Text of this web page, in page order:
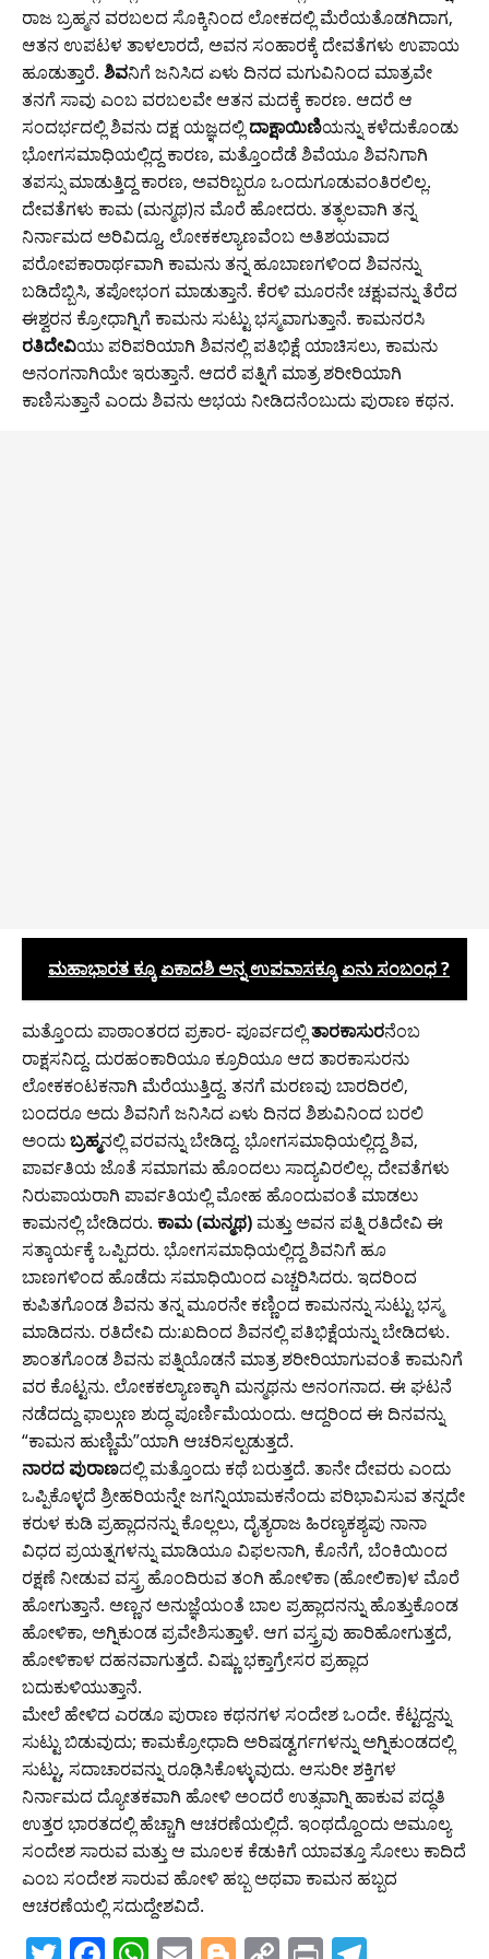
b
o
o
k
A
p
p
er Li
n
k
a
m
ರಾಜ ಬ್ರಹ್ಮನ ವರಬಲದ ಸೊಕ್ಕಿನಿಂದ ಲೋಕದಲ್ಲಿ ಮೆರೆಯತೊಡಗಿದಾಗ,
ಆತನ ಉಪಟಳ ತಾಳಲಾರದೆ, ಅವನ ಸಂಹಾರಕ್ಕೆ ದೇವತೆಗಳು ಉಪಾಯ
ಹೂಡುತ್ತಾರೆ. ಶಿವನಿಗೆ ಜನಿಸಿದ ಏಳು ದಿನದ ಮಗುವಿನಿಂದ ಮಾತ್ರವೇ
ತನಗೆ ಸಾವು ಎಂಬ ವರಬಲವೇ ಆತನ ಮದಕ್ಕೆ ಕಾರಣ. ಆದರೆ ಆ
ಸಂದರ್ಭದಲ್ಲಿ ಶಿವನು ದಕ್ಷ ಯಜ್ಞದಲ್ಲಿದಾಕ್ಷಾಯಿಣಿಯನ್ನು ಕಳೆದುಕೊಂಡು
ಭೋಗಸಮಾಧಿಯಲ್ಲಿದ್ದ ಕಾರಣ, ಮತ್ತೊಂದೆಡೆ ಶಿವೆಯೂ ಶಿವನಿಗಾಗಿ
ತಪಸ್ಸು ಮಾಡುತ್ತಿದ್ದ ಕಾರಣ, ಅವರಿಬ್ಬರೂ ಒಂದುಗೂಡುವಂತಿರಲಿಲ್ಲ.
ದೇವತೆಗಳು ಕಾಮ (ಮನ್ಮಥ)ನ ಮೊರೆ ಹೋದರು. ತತ್ಫಲವಾಗಿ ತನ್ನ
ನಿರ್ನಾಮದ ಅರಿವಿದ್ದೂ, ಲೋಕಕಲ್ಯಾಣವೆಂಬ ಅತಿಶಯವಾದ
ಪರೋಪಕಾರಾರ್ಥವಾಗಿ ಕಾಮನು ತನ್ನ ಹೂಬಾಣಗಳಿಂದ ಶಿವನನ್ನು
ಬಡಿದೆಬ್ಬಿಸಿ, ತಪೋಭಂಗ ಮಾಡುತ್ತಾನೆ. ಕೆರಳಿ ಮೂರನೇ ಚಕ್ಷುವನ್ನು ತೆರೆದ
ಈಶ್ವರನ ಕ್ರೋಧಾಗ್ನಿಗೆ ಕಾಮನು ಸುಟ್ಟು ಭಸ್ಮವಾಗುತ್ತಾನೆ. ಕಾಮನರಸಿ
ರತಿದೇವಿಯು ಪರಿಪರಿಯಾಗಿ ಶಿವನಲ್ಲಿ ಪತಿಭಿಕ್ಷೆ ಯಾಚಿಸಲು, ಕಾಮನು
ಅನಂಗನಾಗಿಯೇ ಇರುತ್ತಾನೆ. ಆದರೆ ಪತ್ನಿಗೆ ಮಾತ್ರ ಶರೀರಿಯಾಗಿ
ಕಾಣಿಸುತ್ತಾನೆ ಎಂದು ಶಿವನು ಅಭಯ ನೀಡಿದನೆಂಬುದು ಪುರಾಣ ಕಥನ.
ಮಹಾಭಾರತ ಕ್ಕೂ ಏಕಾದಶಿ ಅನ್ನ ಉಪವಾಸಕ್ಕೂ ಏನು ಸಂಬಂಧ ?
ಮತ್ತೊಂದು ಪಾಠಾಂತರದ ಪ್ರಕಾರ- ಪೂರ್ವದಲ್ಲಿತಾರಕಾಸುರನೆಂಬ
ರಾಕ್ಷಸನಿದ್ದ. ದುರಹಂಕಾರಿಯೂ ಕ್ರೂರಿಯೂ ಆದ ತಾರಕಾಸುರನು
ಲೋಕಕಂಟಕನಾಗಿ ಮೆರೆಯುತ್ತಿದ್ದ. ತನಗೆ ಮರಣವು ಬಾರದಿರಲಿ,
ಬಂದರೂ ಅದು ಶಿವನಿಗೆ ಜನಿಸಿದ ಏಳು ದಿನದ ಶಿಶುವಿನಿಂದ ಬರಲಿ
ಅಂದುಬ್ರಹ್ಮನಲ್ಲಿ ವರವನ್ನು ಬೇಡಿದ್ದ. ಭೋಗಸಮಾಧಿಯಲ್ಲಿದ್ದ ಶಿವ,
ಪಾರ್ವತಿಯ ಜೊತೆ ಸಮಾಗಮ ಹೊಂದಲು ಸಾದ್ಯವಿರಲಿಲ್ಲ. ದೇವತೆಗಳು
ನಿರುಪಾಯರಾಗಿ ಪಾರ್ವತಿಯಲ್ಲಿ ಮೋಹ ಹೊಂದುವಂತೆ ಮಾಡಲು
ಕಾಮನಲ್ಲಿ ಬೇಡಿದರು. ಕಾಮ (ಮನ್ಮಥ)ಮತ್ತು ಅವನ ಪತ್ನಿ ರತಿದೇವಿ ಈ
ಸತ್ಕಾರ್ಯಕ್ಕೆ ಒಪ್ಪಿದರು. ಭೋಗಸಮಾಧಿಯಲ್ಲಿದ್ದ ಶಿವನಿಗೆ ಹೂ
ಬಾಣಗಳಿಂದ ಹೊಡೆದು ಸಮಾಧಿಯಿಂದ ಎಚ್ಚರಿಸಿದರು. ಇದರಿಂದ
ಕುಪಿತಗೊಂಡ ಶಿವನು ತನ್ನ ಮೂರನೇ ಕಣ್ಣಿಂದ ಕಾಮನನ್ನು ಸುಟ್ಟು ಭಸ್ಮ
ಮಾಡಿದನು. ರತಿದೇವಿ ದು:ಖದಿಂದ ಶಿವನಲ್ಲಿ ಪತಿಭಿಕ್ಷೆಯನ್ನು ಬೇಡಿದಳು.
ಶಾಂತಗೊಂಡ ಶಿವನು ಪತ್ನಿಯೊಡನೆ ಮಾತ್ರ ಶರೀರಿಯಾಗುವಂತೆ ಕಾಮನಿಗೆ
ವರ ಕೊಟ್ಟನು. ಲೋಕಕಲ್ಯಾಣಕ್ಕಾಗಿ ಮನ್ಮಥನು ಅನಂಗನಾದ. ಈ ಘಟನೆ
ನಡೆದದ್ದು ಫಾಲ್ಗುಣ ಶುದ್ಧ ಪೂರ್ಣಿಮೆಯಂದು. ಆದ್ದರಿಂದ ಈ ದಿನವನ್ನು
“ಕಾಮನ ಹುಣ್ಣಿಮೆ”ಯಾಗಿ ಆಚರಿಸಲ್ಪಡುತ್ತದೆ.
ನಾರದ ಪುರಾಣದಲ್ಲಿ ಮತ್ತೊಂದು ಕಥೆ ಬರುತ್ತದೆ. ತಾನೇ ದೇವರು ಎಂದು
ಒಪ್ಪಿಕೊಳ್ಳದೆ ಶ್ರೀಹರಿಯನ್ನೇ ಜಗನ್ನಿಯಾಮಕನೆಂದು ಪರಿಭಾವಿಸುವ ತನ್ನದೇ
ಕರುಳ ಕುಡಿ ಪ್ರಹ್ಲಾದನನ್ನು ಕೊಲ್ಲಲು, ದೈತ್ಯರಾಜ ಹಿರಣ್ಯಕಶ್ಯಪು ನಾನಾ
ವಿಧದ ಪ್ರಯತ್ನಗಳನ್ನು ಮಾಡಿಯೂ ವಿಫಲನಾಗಿ, ಕೊನೆಗೆ, ಬೆಂಕಿಯಿಂದ
ರಕ್ಷಣೆ ನೀಡುವ ವಸ್ತ್ರ ಹೊಂದಿರುವ ತಂಗಿ ಹೋಳಿಕಾ (ಹೋಲಿಕಾ)ಳ ಮೊರೆ
ಹೋಗುತ್ತಾನೆ. ಅಣ್ಣನ ಅನುಜ್ಞೆಯಂತೆ ಬಾಲ ಪ್ರಹ್ಲಾದನನ್ನು ಹೊತ್ತುಕೊಂಡ
ಹೋಳಿಕಾ, ಅಗ್ನಿಕುಂಡ ಪ್ರವೇಶಿಸುತ್ತಾಳೆ. ಆಗ ವಸ್ತ್ರವು ಹಾರಿಹೋಗುತ್ತದೆ,
ಹೋಳಿಕಾಳ ದಹನವಾಗುತ್ತದೆ. ವಿಷ್ಣು ಭಕ್ತಾಗ್ರೇಸರ ಪ್ರಹ್ಲಾದ
ಬದುಕುಳಿಯುತ್ತಾನೆ.
ಮೇಲೆ ಹೇಳಿದ ಎರಡೂ ಪುರಾಣ ಕಥನಗಳ ಸಂದೇಶ ಒಂದೇ. ಕೆಟ್ಟದ್ದನ್ನು
ಸುಟ್ಟು ಬಿಡುವುದು; ಕಾಮಕ್ರೋಧಾದಿ ಅರಿಷಡ್ವರ್ಗಗಳನ್ನು ಅಗ್ನಿಕುಂಡದಲ್ಲಿ
ಸುಟ್ಟು, ಸದಾಚಾರವನ್ನು ರೂಢಿಸಿಕೊಳ್ಳುವುದು. ಆಸುರೀ ಶಕ್ತಿಗಳ
ನಿರ್ನಾಮದ ದ್ಯೋತಕವಾಗಿ ಹೋಳಿ ಅಂದರೆ ಉತ್ಸವಾಗ್ನಿ ಹಾಕುವ ಪದ್ಧತಿ
ಉತ್ತರ ಭಾರತದಲ್ಲಿ ಹೆಚ್ಚಾಗಿ ಆಚರಣೆಯಲ್ಲಿದೆ. ಇಂಥದ್ದೊಂದು ಅಮೂಲ್ಯ
ಸಂದೇಶ ಸಾರುವ ಮತ್ತು ಆ ಮೂಲಕ ಕೆಡುಕಿಗೆ ಯಾವತ್ತೂ ಸೋಲು ಕಾದಿದೆ
ಎಂಬ ಸಂದೇಶ ಸಾರುವ ಹೋಳಿ ಹಬ್ಬ ಅಥವಾ ಕಾಮನ ಹಬ್ಬದ
ಆಚರಣೆಯಲ್ಲಿ ಸದುದ್ದೇಶವಿದೆ.